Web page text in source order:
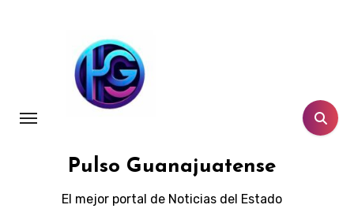
Pulso Guanajuatense
El mejor portal de Noticias del Estado